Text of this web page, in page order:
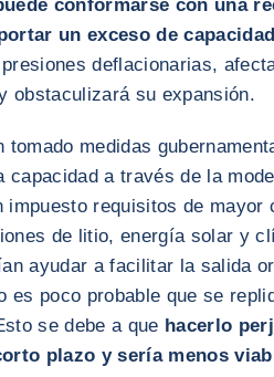
conformarse con una
un exceso de
deflacionarias,
obstaculizará su expansión.
tomado medidas
capacidad a través de la
impuesto requisitos de mayor
de litio, energía solar y
ayudar a facilitar la salida
es poco probable que se
se debe a que hacerlo
plazo y sería menos